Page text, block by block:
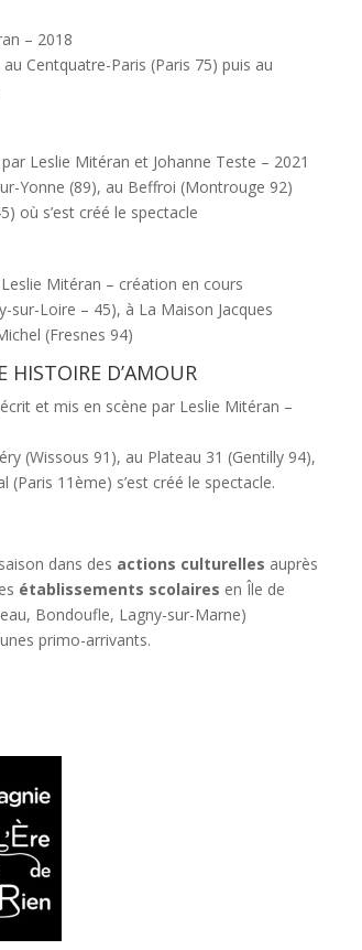
– 2018
Centquatre-Paris (Paris 75) puis au
Leslie Mitéran et Johanne Teste – 2021
Yonne (89), au Beffroi (Montrouge 92)
où s’est créé le spectacle
Mitéran – création en cours
sur-Loire – 45), à La Maison Jacques
(Fresnes 94)
HISTOIRE D’AMOUR
et mis en scène par Leslie Mitéran –
(Wissous 91), au Plateau 31 (Gentilly 94),
11ème) s’est créé le spectacle.
dans des actions culturelles auprès
établissements scolaires en Île de
Bondoufle, Lagny-sur-Marne)
primo-arrivants.